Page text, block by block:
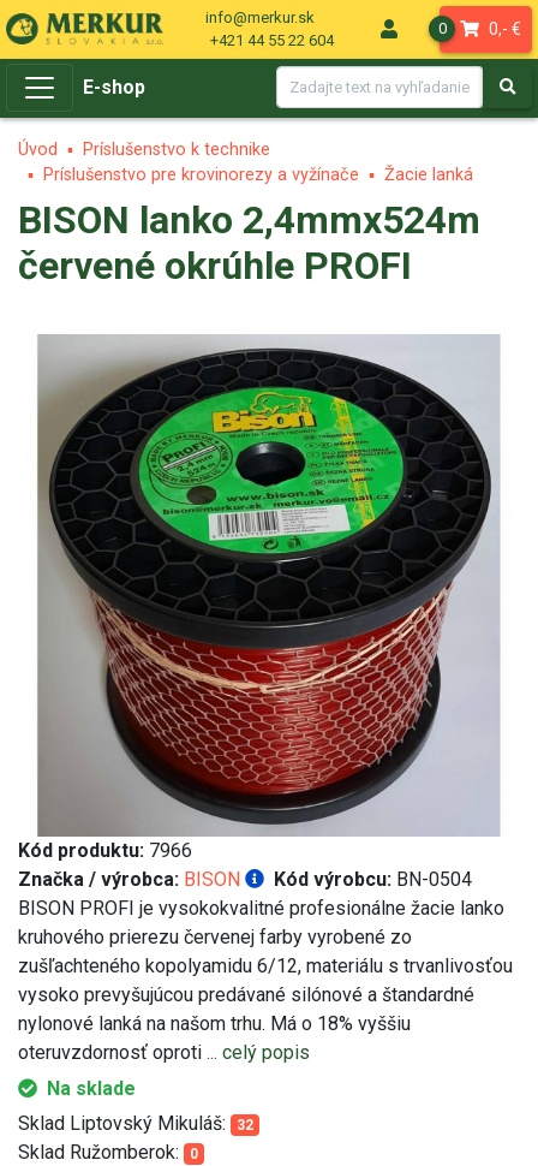
info@merkur.sk
+421 44 55 22 604
0 0,- €
E-shop
Úvod
Príslušenstvo k technike
Príslušenstvo pre krovinorezy a vyžínače
Žacie lanká
BISON lanko 2,4mmx524m
červené okrúhle PROFI
Kód produktu: 7966
Značka / výrobca: BISON Kód výrobcu: BN-0504
BISON PROFI je vysokokvalitné profesionálne žacie lanko
kruhového prierezu červenej farby vyrobené zo
zušľachteného kopolyamidu 6/12, materiálu s trvanlivosťou
vysoko prevyšujúcou predávané silónové a štandardné
nylonové lanká na našom trhu. Má o 18% vyššiu
oteruvzdornosť oproti ... celý popis
Na sklade
Sklad Liptovský Mikuláš:
32
Sklad Ružomberok: 0